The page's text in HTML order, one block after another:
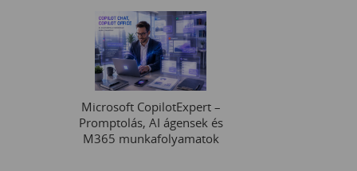
Microsoft CopilotExpert –
Promptolás, AI ágensek és
M365 munkafolyamatok